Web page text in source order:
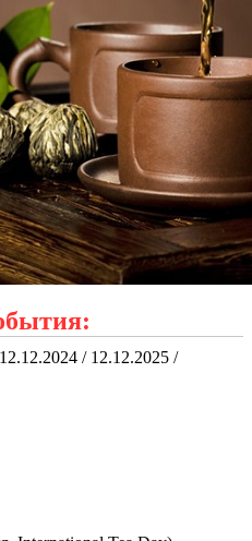
/ 12.12.2025 /